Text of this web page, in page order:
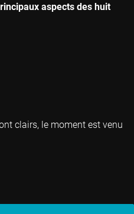
aspects des huit
CHAPTER
clairs, le moment est venu